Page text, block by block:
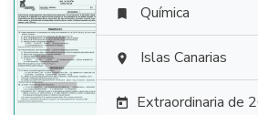

 Química
 Islas Canarias
 Extraordinaria de